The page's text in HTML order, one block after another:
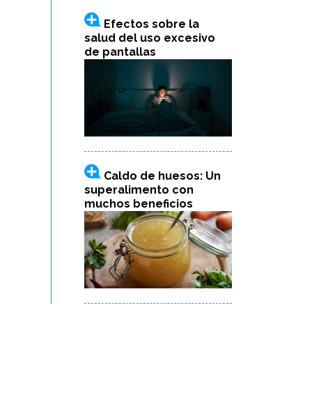
Efectos sobre la
salud del uso excesivo
de pantallas
Caldo de huesos: Un
superalimento con
muchos beneficios